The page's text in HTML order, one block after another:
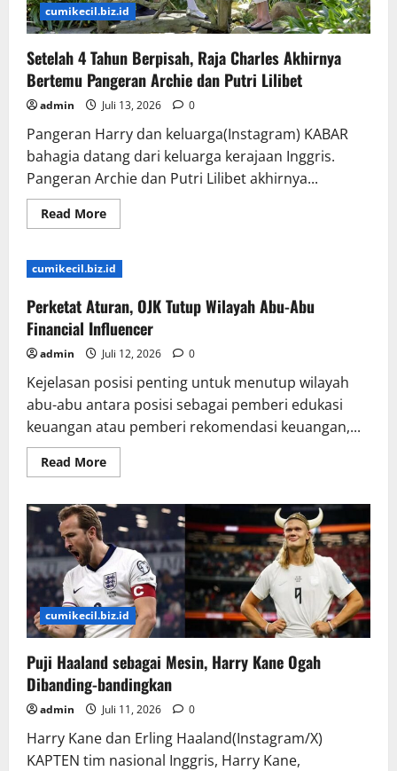
cumikecil.biz.id
Setelah 4 Tahun Berpisah, Raja Charles Akhirnya
Bertemu Pangeran Archie dan Putri Lilibet
admin Juli 13, 2026 0
Pangeran Harry dan keluarga(Instagram) KABAR
bahagia datang dari keluarga kerajaan Inggris.
Pangeran Archie dan Putri Lilibet akhirnya...
Read MoreRead
more
4
Tahun
Raja
Charles
Akhirnya
Bertemu
Pangeran
Archie
dan
Putri
Lilibet
cumikecil.biz.id
Perketat Aturan, OJK Tutup Wilayah Abu-Abu
Financial Influencer
admin Juli 12, 2026 0
Kejelasan posisi penting untuk menutup wilayah
abu-abu antara posisi sebagai pemberi edukasi
keuangan atau pemberi rekomendasi keuangan,...
Read MoreRead
more
Aturan,
OJK
Tutup
Wilayah
Abu-
Abu
Financial
Influencer
cumikecil.biz.id
Puji Haaland sebagai Mesin, Harry Kane Ogah
Dibanding-bandingkan
admin Juli 11, 2026 0
Harry Kane dan Erling Haaland(Instagram/X)
KAPTEN tim nasional Inggris, Harry Kane,